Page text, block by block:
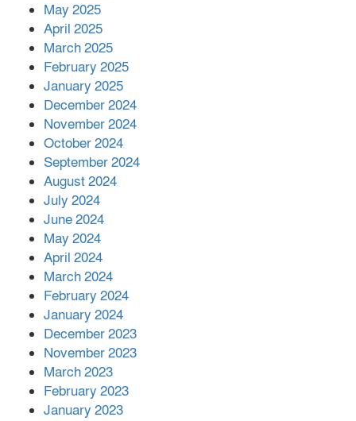
সহায়তা দিলেন সাচিং প্রু জেরী
May 2025
April 2025
March 2025
February 2025
January 2025
December 2024
November 2024
October 2024
September 2024
August 2024
July 2024
June 2024
May 2024
April 2024
March 2024
February 2024
January 2024
December 2023
November 2023
March 2023
February 2023
January 2023